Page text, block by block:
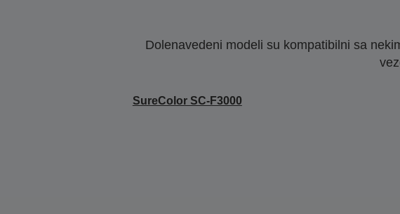
Dolenavedeni modeli su kompatibilni sa
SureColor SC-F3000